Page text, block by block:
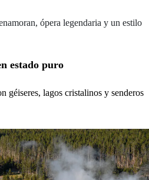
ópera legendaria y un estilo
estado puro
géiseres, lagos cristalinos y senderos